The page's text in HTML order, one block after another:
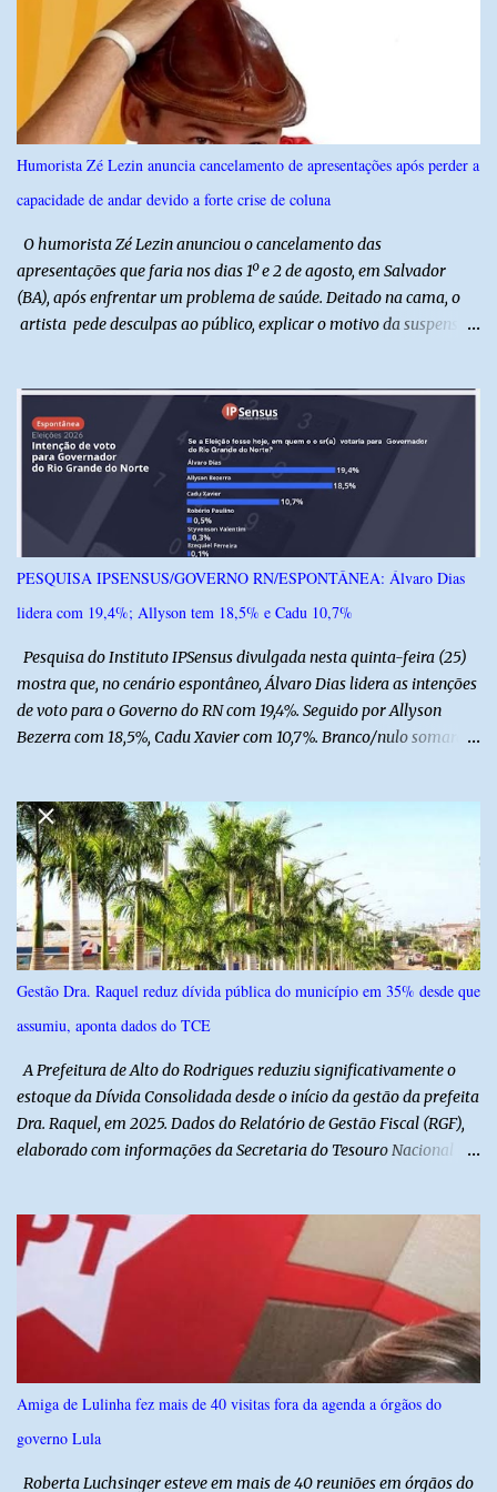
técnicas, a feira contará com programação cultural. No dia 20 de
agosto, o público poderá prestigiar o show de humor com Mução,
seguido de apresentação musical de Vê Barreto. A Frut & Tec
reforça a importância do Distrito de Irrigação do Baixo Açu como
referência na fruticultura irrigada, promovendo conhecimento,
inovação e oportunidades para o desenvolvimento do agronegócio
potiguar. @associacaodiba
Humorista Zé Lezin anuncia cancelamento de apresentações após perder a
capacidade de andar devido a forte crise de coluna
O humorista Zé Lezin anunciou o cancelamento das
apresentações que faria nos dias 1º e 2 de agosto, em Salvador
(BA), após enfrentar um problema de saúde. Deitado na cama, o
artista pede desculpas ao público, explicar o motivo da suspensão
impossível viajar e subir ao palco. O comediante contou que
precisou ser levado a um hospital depois de perder a capacidade
de andar normalmente. “Eu não estou conseguindo nem me
levantar direito da cama. É um processo muito dolorido”, relatou o
humorista. Durante o atendimento médico, o humorista foi
diagnosticado com “bico de papagaio” na região da coluna. De
acordo com ele, os laudos médicos já foram encaminhados à
equipe responsável, que acompanha o tratamento. Zé Lezin
afirmou ainda que está passando por um tratamento intenso, com
revelou ...
PESQUISA IPSENSUS/GOVERNO RN/ESPONTÂNEA: Álvaro Dias
lidera com 19,4%; Allyson tem 18,5% e Cadu 10,7%
Pesquisa do Instituto IPSensus divulgada nesta quinta-feira (25)
mostra que, no cenário espontâneo, Álvaro Dias lidera as intenções
de voto para o Governo do RN com 19,4%. Seguido por Allyson
Bezerra com 18,5%, Cadu Xavier com 10,7%. Branco/nulo somaram
do Norte entre os dias 18 e 22 de junho de 2026. O levantamento
possui margem de erro de 2,5 pontos percentuais e nível de
confiança de 95%. Registro no TSE: RN-09520/2026
Gestão Dra. Raquel reduz dívida pública do município em 35% desde que
assumiu, aponta dados do TCE
A Prefeitura de Alto do Rodrigues reduziu significativamente o
estoque da Dívida Consolidada desde o início da gestão da prefeita
Dra. Raquel, em 2025. Dados do Relatório de Gestão Fiscal (RGF),
elaborado com informações da Secretaria do Tesouro Nacional
2024. Ao final de 2025, esse passivo já havia caído para R$
13.239.208,81. No primeiro semestre de 2026, o valor voltou a
recuar, chegando a R$ 12.357.336,09. Na comparação entre o
encerramento da gestão anterior e o primeiro semestre de 2026, a
redução foi de R$ 6.583.599,79, equivalente a aproximadamente
34,8% do estoque da dívida. Os números também mostram que o
município conseguiu manter a trajetória de queda durante a atual
administração. Apenas no primeiro semestre de 2026, a dívida foi
reduzida em R$ 881.872,72 em relação ao saldo do exercício
Amiga de Lulinha fez mais de 40 visitas fora da agenda a órgãos do
governo Lula
Roberta Luchsinger esteve em mais de 40 reuniões em órgãos do